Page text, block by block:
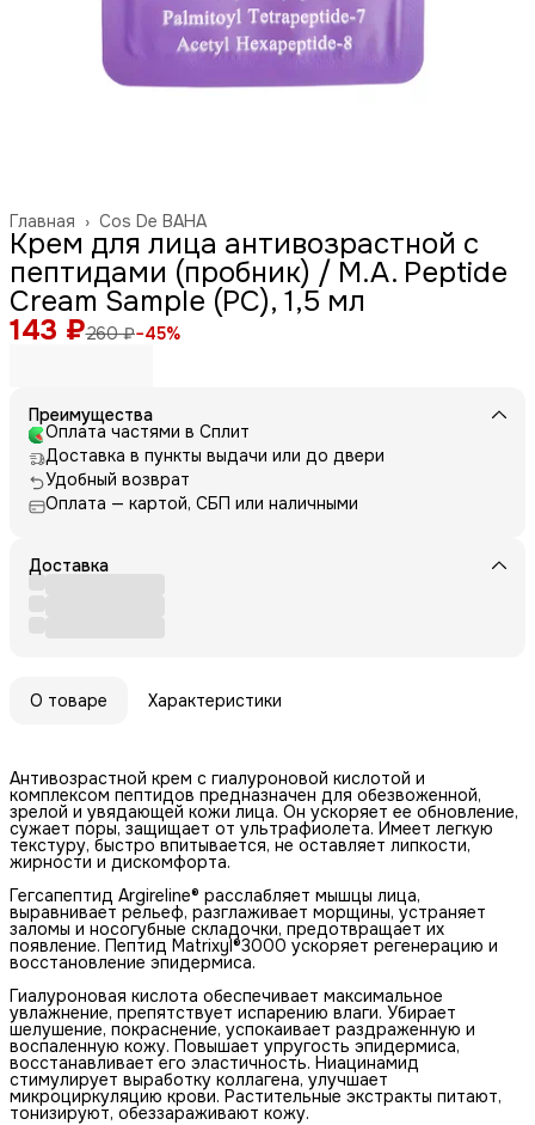
Cos De BAHA
Главная ›
Крем для лица антивозрастной с
пептидами (пробник) / M.A. Peptide
Cream Sample (PC), 1,5 мл
143 ₽260 ₽−45%
Преимущества
Оплата частями в Сплит
Доставка в пункты выдачи или до двери
Удобный возврат
Оплата — картой, СБП или наличными
Доставка
О товаре Характеристики
Антивозрастной крем с гиалуроновой кислотой и
комплексом пептидов предназначен для обезвоженной,
зрелой и увядающей кожи лица. Он ускоряет ее обновление,
сужает поры, защищает от ультрафиолета. Имеет легкую
текстуру, быстро впитывается, не оставляет липкости,
жирности и дискомфорта.
Гегсапептид Argireline® расслабляет мышцы лица,
выравнивает рельеф, разглаживает морщины, устраняет
заломы и носогубные складочки, предотвращает их
появление. Пептид Matrixyl®3000 ускоряет регенерацию и
восстановление эпидермиса.
Гиалуроновая кислота обеспечивает максимальное
увлажнение, препятствует испарению влаги. Убирает
шелушение, покраснение, успокаивает раздраженную и
воспаленную кожу. Повышает упругость эпидермиса,
восстанавливает его эластичность. Ниацинамид
стимулирует выработку коллагена, улучшает
микроциркуляцию крови. Растительные экстракты питают,
тонизируют, обеззараживают кожу.